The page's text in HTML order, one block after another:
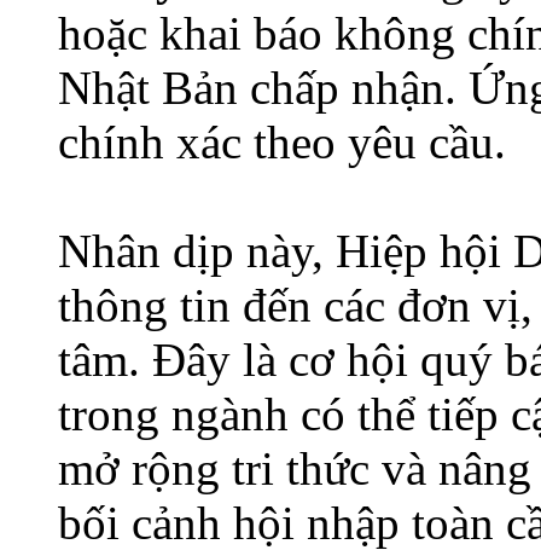
hoặc khai báo không
Nhật Bản chấp nhận.
chính xác theo yêu cầu.
Nhân dịp này, Hiệp hội
thông tin đến các đơn
tâm. Đây là cơ hội quý
trong ngành có thể tiếp
mở rộng tri thức và
bối cảnh hội nhập toàn